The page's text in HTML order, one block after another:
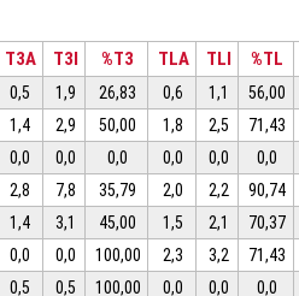
T3A T3I %T3 TLA TLI %TL
0,5 1,9 26,83 0,6 1,1 56,00
1,4 2,9 50,00 1,8 2,5 71,43
0,0 0,0 0,0 0,0 0,0 0,0
2,8 7,8 35,79 2,0 2,2 90,74
1,4 3,1 45,00 1,5 2,1 70,37
0,0 0,0 100,00 2,3 3,2 71,43
0,5 0,5 100,00 0,0 0,0 0,0